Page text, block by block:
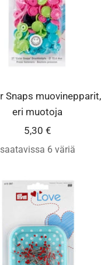
Snaps muovinepparit,
eri muotoja
Alennushinta
5,30 €
saatavissa 6 väriä